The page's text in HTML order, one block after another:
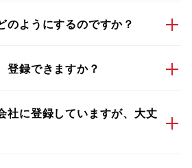
のようにするのですか？
登録できますか？
社に登録していますが、大丈